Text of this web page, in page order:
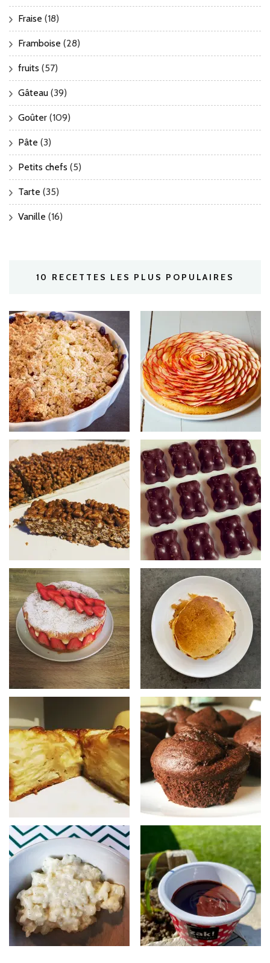
Fraise (18)
Framboise (28)
fruits (57)
Gâteau (39)
Goûter (109)
Pâte (3)
Petits chefs (5)
Tarte (35)
Vanille (16)
10 RECETTES LES PLUS POPULAIRES